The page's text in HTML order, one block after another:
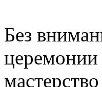
Без
церемонии